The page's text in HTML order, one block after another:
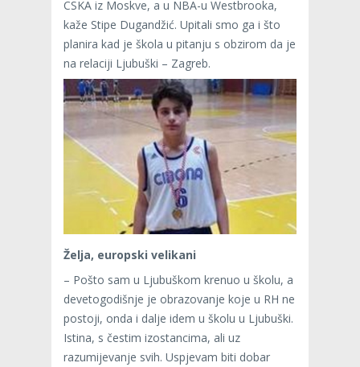
CSKA iz Moskve, a u NBA-u Westbrooka,
kaže Stipe Dugandžić. Upitali smo ga i što
planira kad je škola u pitanju s obzirom da je
na relaciji Ljubuški – Zagreb.
Želja, europski velikani
– Pošto sam u Ljubuškom krenuo u školu, a
devetogodišnje je obrazovanje koje u RH ne
postoji, onda i dalje idem u školu u Ljubuški.
Istina, s čestim izostancima, ali uz
razumijevanje svih. Uspjevam biti dobar